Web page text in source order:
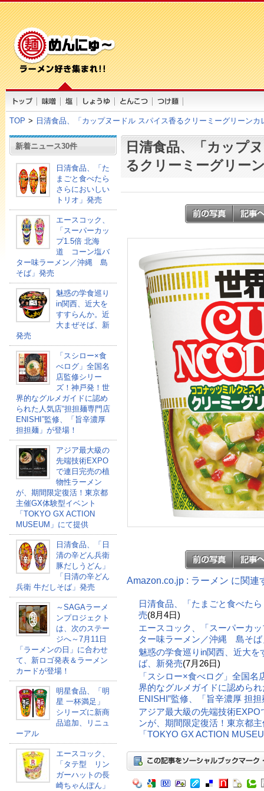
TOP > 日清食品、「カップヌードル スパイス香るクリーミーグリーンカ
新着ニュース30件
日清食品、「た
まごと食べたら
さらにおいしい
トリオ」発売
エースコック、
「スーパーカッ
プ1.5倍 北海
道 コーン塩バ
ター味ラーメン／沖縄 島
そば」発売
魅惑の学食巡り
in関西、近大を
すすらんか。近
大まぜそば、新
発売
「スシロー×食
べログ」全国名
店監修シリー
ズ！神戸発！世
界的なグルメガイドに認め
られた人気店“担担麺専門店
ENISHI”監修、「旨辛濃厚
担担麺」が登場！
アジア最大級の
先端技術EXPO
で連日完売の植
物性ラーメン
が、期間限定復活！東京都
主催GX体験型イベント
「TOKYO GX ACTION
MUSEUM」にて提供
日清食品、「日
清の辛どん兵衛
豚だしうどん」
「日清の辛どん
兵衛 牛だしそば」発売
～SAGAラーメ
ンプロジェクト
は、次のステー
ジへ～7月11日
「ラーメンの日」に合わせ
て、新ロゴ発表＆ラーメン
カードが登場！
明星食品、「明
星 一杯満足」
シリーズに新商
品追加、リニュ
ーアル
エースコック、
「タテ型 リン
ガーハットの長
崎ちゃんぽん」
日清食品、「カップ
るクリーミーグリー
Amazon.co.jp : ラーメン に関連
日清食品、「たまごと食べた
売(8月4日)
エースコック、「スーパーカ
ター味ラーメン／沖縄 島そば
魅惑の学食巡りin関西、近大を
ば、新発売(7月26日)
「スシロー×食べログ」全国
界的なグルメガイドに認めら
ENISHI”監修、「旨辛濃厚 担
アジア最大級の先端技術
ンが、期間限定復活！東京都
「TOKYO GX ACTION